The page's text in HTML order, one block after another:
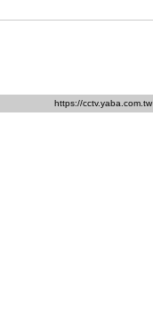
https://cctv.yaba.com.tw